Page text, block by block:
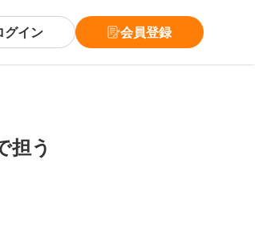
グイン 会員登録
担う